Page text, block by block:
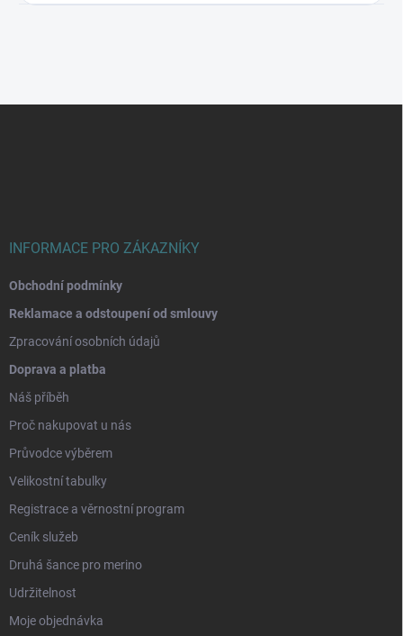
INFORMACE PRO ZÁKAZNÍKY
Obchodní podmínky
Reklamace a odstoupení od smlouvy
Zpracování osobních údajů
Doprava a platba
Náš příběh
Proč nakupovat u nás
Průvodce výběrem
Velikostní tabulky
Registrace a věrnostní program
Ceník služeb
Druhá šance pro merino
Udržitelnost
Moje objednávka